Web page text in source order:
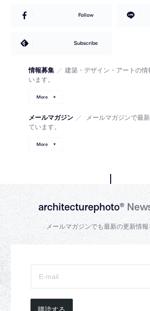
Follow
Subscribe
情報募集 ／ 建築・デザイン・アートの
います。
More
メールマガジン ／
メールマガジンで最
ています。
More
architecturephoto®
メールマガジンでも最新の更新情報